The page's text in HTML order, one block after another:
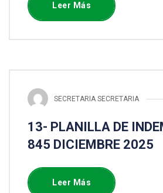
Leer Más
SECRETARIA SECRETARIA
13- PLANILLA DE
845 DICIEMBRE 2025
Leer Más